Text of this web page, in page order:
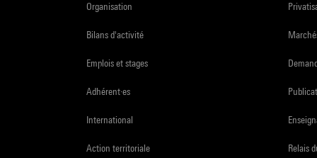
Organisation
Bilans d'activité
Emplois et stages
Adhérent·es
International
Action territoriale Relais